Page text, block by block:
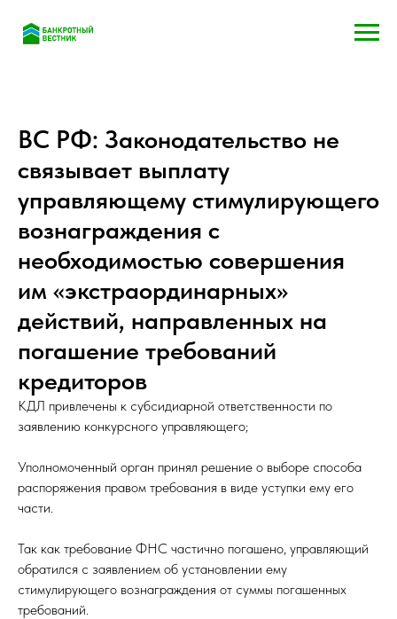
ВС РФ: Законодательство не
связывает выплату
управляющему стимулирующего
вознаграждения с
необходимостью совершения
им «экстраординарных»
действий, направленных на
погашение требований
кредиторов
КДЛ привлечены к субсидиарной ответственности по
заявлению конкурсного управляющего;
Уполномоченный орган принял решение о выборе способа
распоряжения правом требования в виде уступки ему его
части.
Так как требование ФНС частично погашено, управляющий
обратился с заявлением об установлении ему
стимулирующего вознаграждения от суммы погашенных
требований.